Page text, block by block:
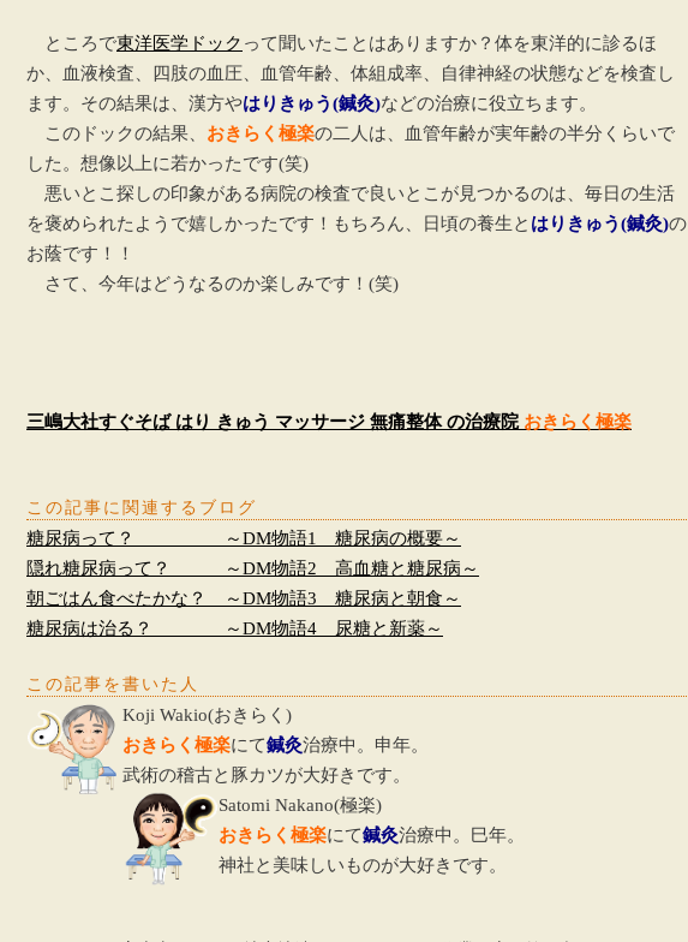
ところで東洋医学ドック って聞いたことはありますか？体を東洋的に診るほ
か、血液検査、四肢の血圧、血管年齢、体組成率、自律神経の状態などを検査し
ます。その結果は、漢方やはりきゅう(鍼灸)などの治療に役立ちます。
このドックの結果、 おきらく極楽の二人は、血管年齢が実年齢の半分くらいで
した。想像以上に若かったです(笑)
悪いとこ探しの印象がある病院の検査で良いとこが見つかるのは、毎日の生活
を褒められたようで嬉しかったです！もちろん、日頃の養生と はりきゅう(鍼灸)の
お蔭です！！
さて、今年はどうなるのか楽しみです！(笑)
三嶋大社すぐそば はり きゅう マッサージ 無痛整体 の治療院 おきらく極楽
この記事に関連するブログ
糖尿病って？ ～DM物語1 糖尿病の概要～
隠れ糖尿病って？ ～DM物語2 高血糖と糖尿病～
朝ごはん食べたかな？ ～DM物語3 糖尿病と朝食～
糖尿病は治る？ ～DM物語4 尿糖と新薬～
この記事を書いた人
Koji Wakio(おきらく )
おきらく極楽にて鍼灸治療中。申年。
武術の稽古と豚カツが大好きです。
Satomi Nakano(極楽)
おきらく極楽にて鍼灸治療中。巳年。
神社と美味しいものが大好きです。